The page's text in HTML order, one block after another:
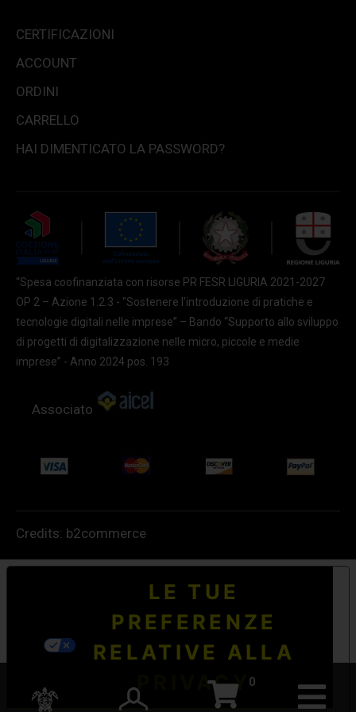
0
CERTIFICAZIONI
ACCOUNT
ORDINI
CARRELLO
HAI DIMENTICATO LA PASSWORD?
“Spesa coofinanziata con risorse PR FESR LIGURIA 2021-2027
OP 2 – Azione 1.2.3 - "Sostenere l'introduzione di pratiche e
tecnologie digitali nelle imprese” – Bando “Supporto allo sviluppo
di progetti di digitalizzazione nelle micro, piccole e medie
imprese” - Anno 2024 pos. 193
Associato
Credits: b2commerce
LE TUE
PREFERENZE
RELATIVE ALLA
PRIVACY